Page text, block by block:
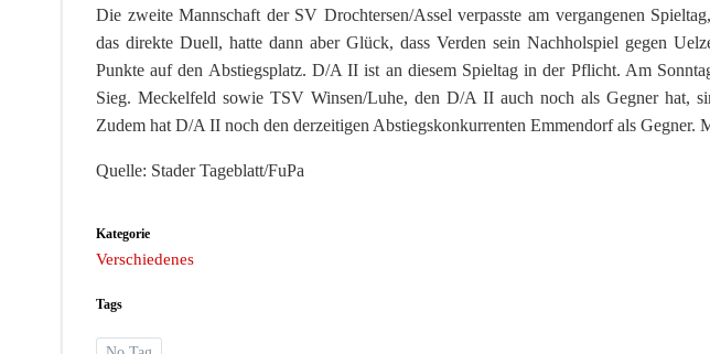
Die zweite Mannschaft der SV Drochtersen/Assel verpasste am vergangenen
das direkte Duell, hatte dann aber Glück, dass Verden sein Nachholspiel gegen
Punkte auf den Abstiegsplatz. D/A II ist an diesem Spieltag in der Pflicht. Am
Sieg. Meckelfeld sowie TSV Winsen/Luhe, den D/A II auch noch als Gegner hat,
Zudem hat D/A II noch den derzeitigen Abstiegskonkurrenten Emmendorf als Gegner.
Quelle: Stader Tageblatt/FuPa
Kategorie
Verschiedenes
Tags